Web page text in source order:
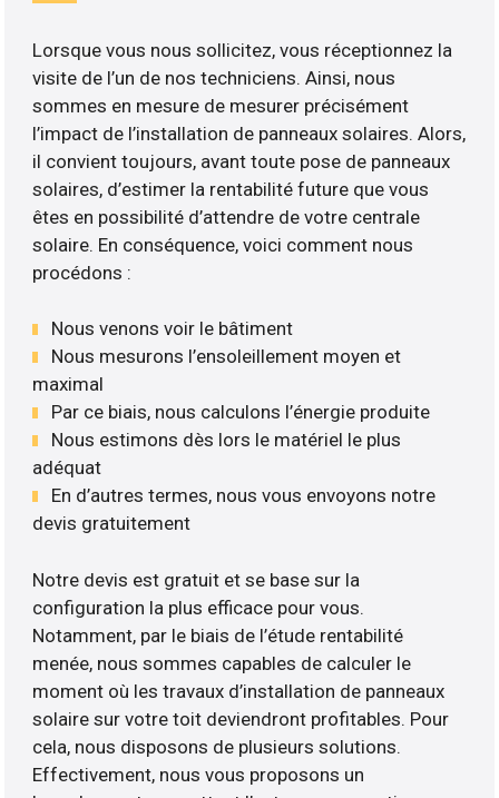
Lorsque vous nous sollicitez, vous réceptionnez la
visite de l’un de nos techniciens. Ainsi, nous
sommes en mesure de mesurer précisément
l’impact de l’installation de panneaux solaires. Alors,
il convient toujours, avant toute pose de panneaux
solaires, d’estimer la rentabilité future que vous
êtes en possibilité d’attendre de votre centrale
solaire. En conséquence, voici comment nous
procédons :
Nous venons voir le bâtiment
Nous mesurons l’ensoleillement moyen et
maximal
Par ce biais, nous calculons l’énergie produite
Nous estimons dès lors le matériel le plus
adéquat
En d’autres termes, nous vous envoyons notre
devis gratuitement
Notre devis est gratuit et se base sur la
configuration la plus efficace pour vous.
Notamment, par le biais de l’étude rentabilité
menée, nous sommes capables de calculer le
moment où les travaux d’installation de panneaux
solaire sur votre toit deviendront profitables. Pour
cela, nous disposons de plusieurs solutions.
Effectivement, nous vous proposons un